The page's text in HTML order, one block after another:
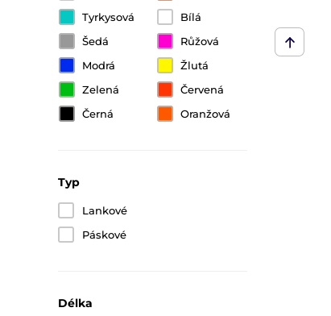
Tyrkysová
Bílá
Šedá
Růžová
Modrá
Žlutá
Zelená
Červená
Černá
Oranžová
Typ
Lankové
Páskové
Délka